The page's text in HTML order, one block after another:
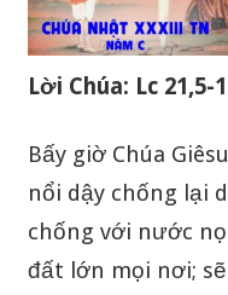
Lời Chúa: Lc 21,5-
Bấy giờ Chúa
nổi dậy chống lại
chống với nước
đất lớn mọi nơi;